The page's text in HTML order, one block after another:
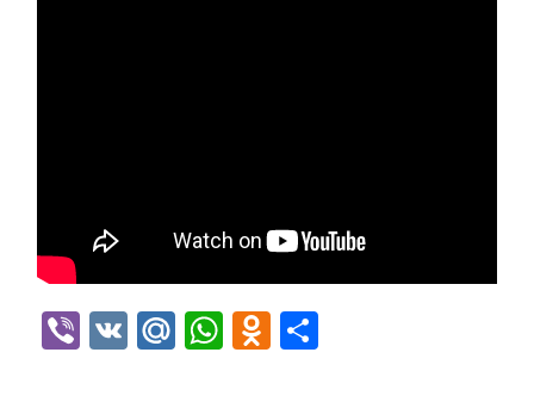
Viber
VK Mail.Ru
WhatsApp
Odnoklassniki